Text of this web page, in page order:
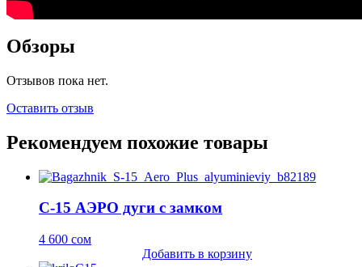
Обзоры
Отзывов пока нет.
Оставить отзыв
Рекомендуем похожие товары
C-15 АЭРО дуги с замком
4 600 сом
Добавить в корзину